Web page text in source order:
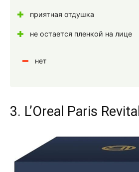
приятная отдушка
не остается пленкой на лице
нет
3. L’Oreal Paris